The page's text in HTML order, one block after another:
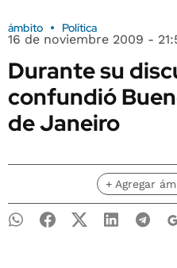
ámbito Política
16 de noviembre 2009 -
Durante su
confundió
de Janeiro
+ Agregar